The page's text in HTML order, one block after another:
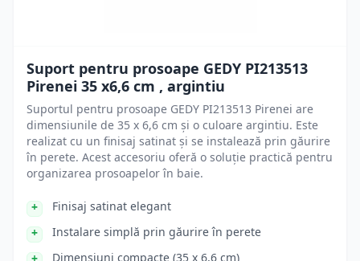
Suport pentru prosoape GEDY PI213513
Pirenei 35 x6,6 cm , argintiu
Suportul pentru prosoape GEDY PI213513 Pirenei are
dimensiunile de 35 x 6,6 cm și o culoare argintiu. Este
realizat cu un finisaj satinat și se instalează prin găurire
în perete. Acest accesoriu oferă o soluție practică pentru
organizarea prosoapelor în baie.
Finisaj satinat elegant
Instalare simplă prin găurire în perete
Dimensiuni compacte (35 x 6,6 cm)